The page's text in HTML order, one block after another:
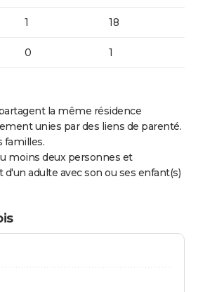
1 18
0 1
la même résidence
unies par des liens de parenté.
familles.
moins deux personnes et
adulte avec son ou ses enfant(s)